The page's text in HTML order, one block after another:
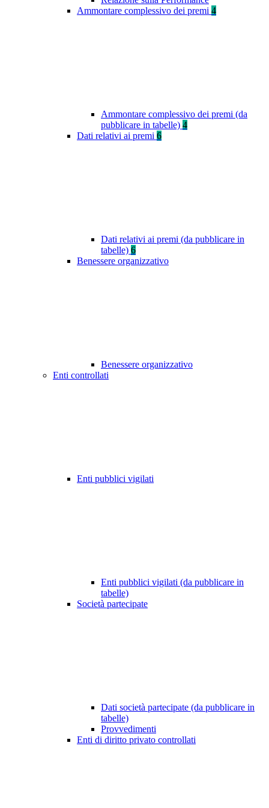
Ammontare complessivo dei premi 4
Ammontare complessivo dei premi (da
pubblicare in tabelle) 4
Dati relativi ai premi 6
Dati relativi ai premi (da pubblicare in
tabelle) 6
Benessere organizzativo
Benessere organizzativo
Enti controllati
Enti pubblici vigilati
Enti pubblici vigilati (da pubblicare in
tabelle)
Società partecipate
Dati società partecipate (da pubblicare in
tabelle)
Provvedimenti
Enti di diritto privato controllati